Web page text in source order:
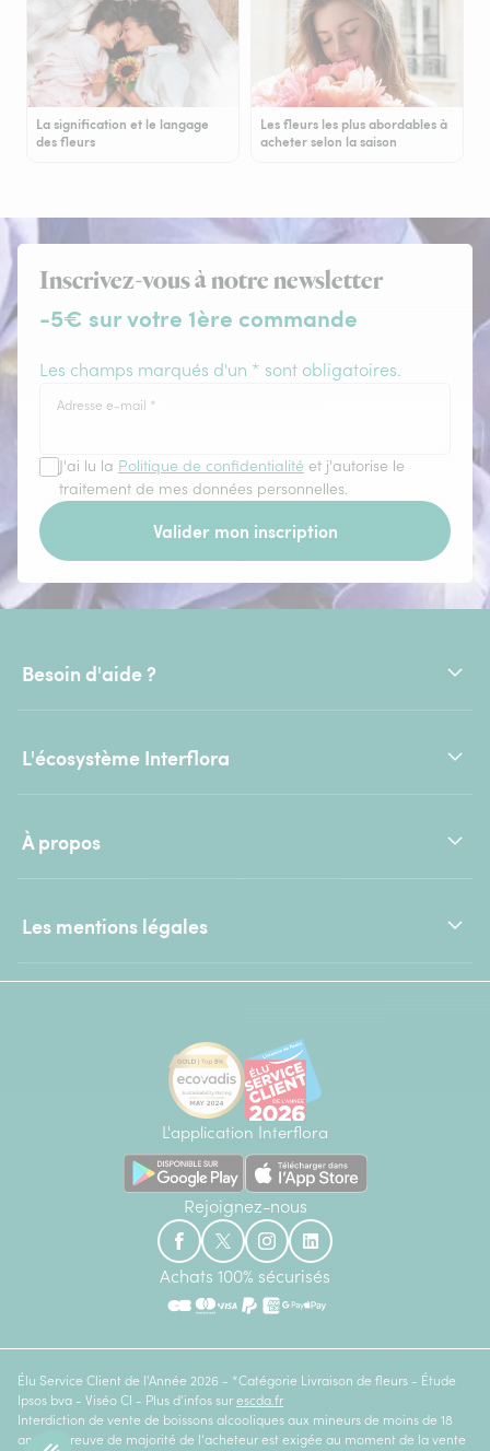
La signification et le langage
des fleurs
Les fleurs les plus abordables à
acheter selon la saison
Inscrivez-vous à notre newsletter
-5€ sur votre 1ère commande
Les champs marqués d'un * sont obligatoires.
Adresse e-mail *
J'ai lu la Politique de confidentialité et j'autorise le
traitement de mes données personnelles.
Valider mon inscription
Besoin d'aide ?
L'écosystème Interflora
À propos
Les mentions légales
L'application Interflora
Rejoignez-nous
Achats 100% sécurisés
Élu Service Client de l'Année 2026 - *Catégorie Livraison de fleurs - Étude
Ipsos bva - Viséo CI - Plus d'infos sur escda.fr
Interdiction de vente de boissons alcooliques aux mineurs de moins de 18
ans. La preuve de majorité de l'acheteur est exigée au moment de la vente